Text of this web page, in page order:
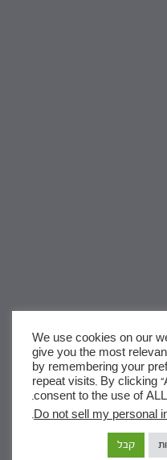
שבת
We use cookies on our
give you the most
by remembering your
repeat visits. By clicking
consent to the use of
Do not sell my personal
.
קבל